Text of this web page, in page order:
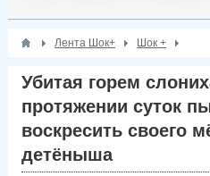
Лента Шок+ Шок +
Убитая горем
протяжении суток
воскресить своего
детёныша